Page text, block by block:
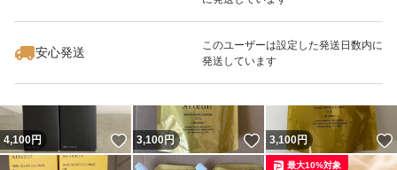
【肌質】全肌質
・毛穴の目立ちが気になる方
・しっかりメイクを素早く落としたい方
【特徴】
・W洗顔不要
安心発送
このユーザーは設定した発送日数内に
発送しています
いいね！
4,050
4,100円 いいね！
3,100円 いいね！
3,100円
最大10%対象